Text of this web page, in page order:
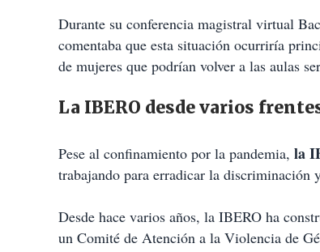
Durante su conferencia magistral virtual
comentaba que esta situación ocurriría
de mujeres que podrían volver a las aulas
La IBERO desde varios
Pese al confinamiento por la pandemia, la
trabajando para erradicar la
Desde hace varios años, la IBERO ha
un Comité de Atención a la Violencia de